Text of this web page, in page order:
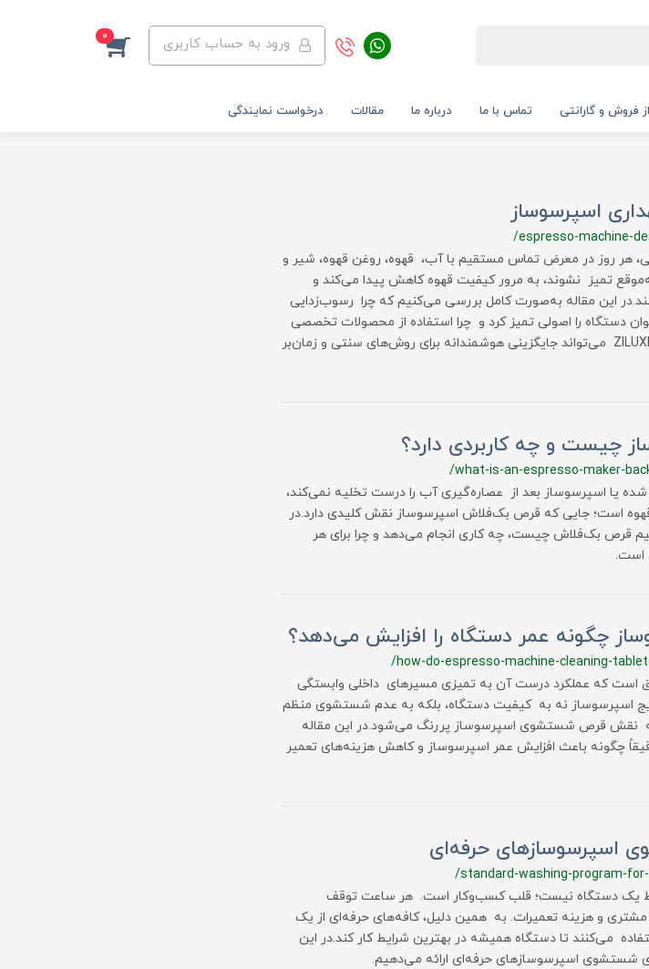
ورود به حساب کاربری 0
فروش و گارانتی تماس با ما درباره ما مقالات درخواست نمایندگی
اسپرسوساز
/espresso-machine-
هر روز در معرض تماس مستقیم با آب، قهوه، روغن قهوه، شیر و
به‌موقع تمیز نشوند، به مرور کیفیت قهوه کاهش پیدا می‌کند و
این مقاله به‌صورت کامل بررسی می‌کنیم که چرا رسوب‌زدایی
دستگاه را اصولی تمیز کرد و چرا استفاده از محصولات تخصصی
مانند قرص، پودر و مایع شستشوی ZILUXE می‌تواند جایگزینی هوشمندانه برای روش‌های سنتی و زمان‌بر
چیست و چه کاربردی دارد؟
/what-is-an-espresso-maker-
شده یا اسپرسوساز بعد از عصاره‌گیری آب را درست تخلیه نمی‌کند،
است؛ جایی که قرص بک‌فلاش اسپرسوساز نقش کلیدی دارد.در
قرص بک‌فلاش چیست، چه کاری انجام می‌دهد و چرا برای هر
است.
چگونه عمر دستگاه را افزایش می‌دهد؟
/how-do-espresso-machine-cleaning-
که عملکرد درست آن به تمیزی مسیرهای داخلی وابستگی
اسپرسوساز نه به کیفیت دستگاه، بلکه به عدم شستشوی منظم
نقش قرص شستشوی اسپرسوساز پررنگ می‌شود.در این مقاله
چگونه باعث افزایش عمر اسپرسوساز و کاهش هزینه‌های تعمیر
اسپرسوسازهای حرفه‌ای
/standard-washing-program-
یک دستگاه نیست؛ قلب کسب‌وکار است. هر ساعت توقف
و هزینه تعمیرات. به همین دلیل، کافه‌های حرفه‌ای از یک
می‌کنند تا دستگاه همیشه در بهترین شرایط کار کند.در این
شستشوی اسپرسوسازهای حرفه‌ای ارائه می‌دهیم.